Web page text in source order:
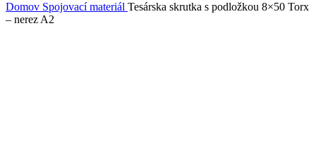
Domov Spojovací materiál Tesárska skrutka s podložkou 8×50 Torx
– nerez A2